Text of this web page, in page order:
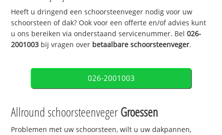
Heeft u dringend een schoorsteenveger nodig voor uw
schoorsteen of dak? Ook voor een offerte en/of advies kunt
u ons bereiken via onderstaand servicenummer. Bel026-
2001003 bij vragen over betaalbare schoorsteenveger.
026-2001003
Allround schoorsteenvegerGroessen
Problemen met uw schoorsteen, wilt u uw dakpannen,